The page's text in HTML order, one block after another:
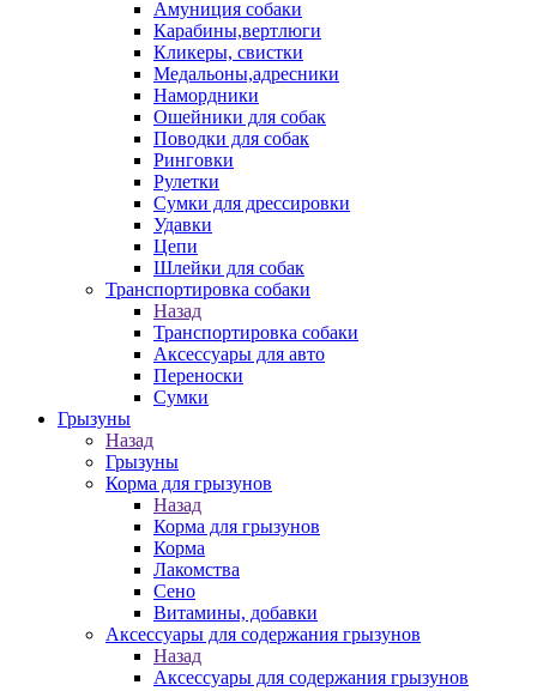
Амуниция собаки
Карабины,вертлюги
Кликеры, свистки
Медальоны,адресники
Намордники
Ошейники для собак
Поводки для собак
Ринговки
Рулетки
Сумки для дрессировки
Удавки
Цепи
Шлейки для собак
Транспортировка собаки
Назад
Транспортировка собаки
Аксессуары для авто
Переноски
Сумки
Грызуны
Назад
Грызуны
Корма для грызунов
Назад
Корма для грызунов
Корма
Лакомства
Сено
Витамины, добавки
Аксессуары для содержания грызунов
Назад
Аксессуары для содержания грызунов